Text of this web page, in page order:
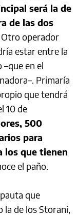
será la de
de las dos
Otro operador
estar entre la
en el
Primaría
que tendrá
10 de
500
para
los que tienen
el paño.
que
la de los Storani,